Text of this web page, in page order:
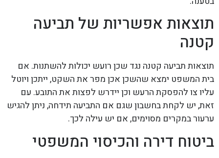
תוצאות אפשריות של תביעה
קטנה
תוצאות תביעה קטנה נגד שכן רועש יכולות להשתנות. אם
בית המשפט ימצא שהשכן אכן מפר את השקט, ייתכן ויוטל
עליו צו להפסקת הרעש וכן יידרש לפצות את התובע. עם
זאת, יש לקחת בחשבון שגם אם התביעה תידחה, ניתן להגיש
ערעור במקרים מסוימים, אם יש עילה לכך.
ביטוח דירה והכיסוי המשפטי